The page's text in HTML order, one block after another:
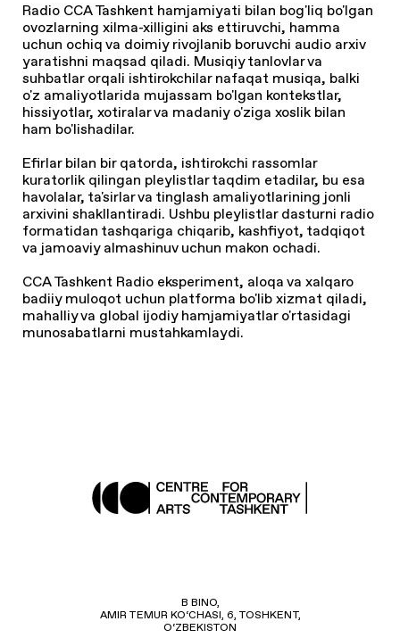
Radio CCA Tashkent hamjamiyati bilan bog'liq bo'lgan
ovozlarning xilma-xilligini aks ettiruvchi, hamma
uchun ochiq va doimiy rivojlanib boruvchi audio arxiv
yaratishni maqsad qiladi. Musiqiy tanlovlar va
suhbatlar orqali ishtirokchilar nafaqat musiqa, balki
o'z amaliyotlarida mujassam bo'lgan kontekstlar,
hissiyotlar, xotiralar va madaniy o'ziga xoslik bilan
ham bo'lishadilar.
Efirlar bilan bir qatorda, ishtirokchi rassomlar
kuratorlik qilingan pleylistlar taqdim etadilar, bu esa
havolalar, ta'sirlar va tinglash amaliyotlarining jonli
arxivini shakllantiradi. Ushbu pleylistlar dasturni radio
formatidan tashqariga chiqarib, kashfiyot, tadqiqot
va jamoaviy almashinuv uchun makon ochadi.
CCA Tashkent Radio eksperiment, aloqa va xalqaro
badiiy muloqot uchun platforma bo'lib xizmat qiladi,
mahalliy va global ijodiy hamjamiyatlar o'rtasidagi
munosabatlarni mustahkamlaydi.
B BINO,
AMIR TEMUR KO‘CHASI, 6, TOSHKENT,
O‘ZBEKISTON